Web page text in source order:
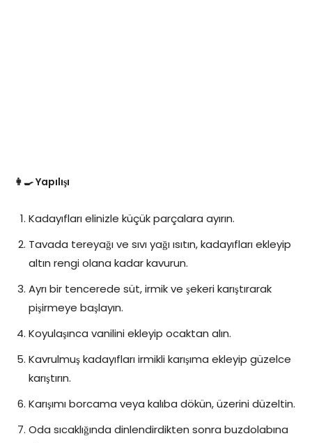
👩‍🍳 Yapılışı
Kadayıfları elinizle küçük parçalara ayırın.
Tavada tereyağı ve sıvı yağı ısıtın, kadayıfları ekleyip
altın rengi olana kadar kavurun.
Ayrı bir tencerede süt, irmik ve şekeri karıştırarak
pişirmeye başlayın.
Koyulaşınca vanilini ekleyip ocaktan alın.
Kavrulmuş kadayıfları irmikli karışıma ekleyip güzelce
karıştırın.
Karışımı borcama veya kalıba dökün, üzerini düzeltin.
Oda sıcaklığında dinlendirdikten sonra buzdolabına